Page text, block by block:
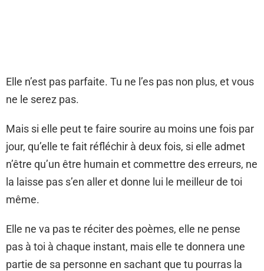
Elle n’est pas parfaite. Tu ne l’es pas non plus, et vous
ne le serez pas.
Mais si elle peut te faire sourire au moins une fois par
jour, qu’elle te fait réfléchir à deux fois, si elle admet
n’être qu’un être humain et commettre des erreurs, ne
la laisse pas s’en aller et donne lui le meilleur de toi
même.
Elle ne va pas te réciter des poèmes, elle ne pense
pas à toi à chaque instant, mais elle te donnera une
partie de sa personne en sachant que tu pourras la